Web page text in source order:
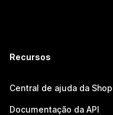
Recursos
Central de ajuda da
Documentação da API